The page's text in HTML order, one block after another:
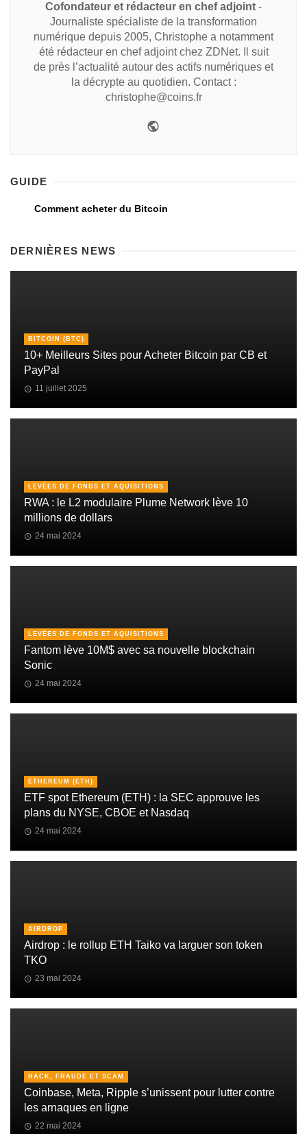
Cofondateur et rédacteur en chef adjoint -
Journaliste spécialiste de la transformation
numérique depuis 2005, Christophe a notamment
été rédacteur en chef adjoint chez ZDNet. Il suit
de près l’actualité autour des actifs numériques et
la décrypte au quotidien. Contact :
christophe@coins.fr
GUIDE
Comment acheter du Bitcoin
DERNIÈRES NEWS
BITCOIN (BTC)
10+ Meilleurs Sites pour Acheter Bitcoin par CB et
PayPal
11 juillet 2025
LEVÉES DE FONDS ET AQUISITIONS
RWA : le L2 modulaire Plume Network lève 10
millions de dollars
24 mai 2024
LEVÉES DE FONDS ET AQUISITIONS
Fantom lève 10M$ avec sa nouvelle blockchain
Sonic
24 mai 2024
ETHEREUM (ETH)
ETF spot Ethereum (ETH) : la SEC approuve les
plans du NYSE, CBOE et Nasdaq
24 mai 2024
AIRDROP
Airdrop : le rollup ETH Taiko va larguer son token
TKO
23 mai 2024
HACK, FRAUDE ET SCAM
Coinbase, Meta, Ripple s’unissent pour lutter contre
les arnaques en ligne
22 mai 2024